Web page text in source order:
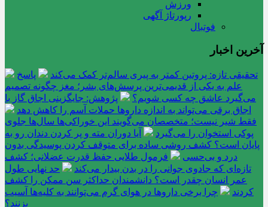
ورزش
رپورتاژ آگهی
فوتبال
آخرین اخبار
تحقیقی تازه: پروتین کمتر به پیری سالم‌تر کمک می‌کند
پاسخ
علم به یکی از قدیمی‌ترین پرسش‌های بشر؛ مغز چگونه تصمیم
می‌گیرد عاشق چه کسی شویم؟
پژوهش: جایگزینی اجاق گاز با
اجاق برقی می‌تواند به اندازه داروها حملات آسم را کاهش دهد
فقط شیر نیست؛ متخصصان می‌گویند این خوراکی‌ها سال‌ها جلوی
پوکی استخوان را می‌گیرد
آیا دوران مته و پر کردن دندان رو به
پایان است؟ کشف روشی ساده برای متوقف کردن پوسیدگی بدون
درد و بی‌حسی
فرمول طلایی حفظ قدرت عضلانی؛ کشف
تازه‌ای که جادوی جوانی را در بدن بیدار می‌کند
حد نهایی طول
عمر انسان چقدر است؟ دانشمندان حداکثر سن ممکن را کشف
کردند
چرا برخی داروها در هوای گرم می‌توانند به کلیه‌ها آسیب
بزنند؟